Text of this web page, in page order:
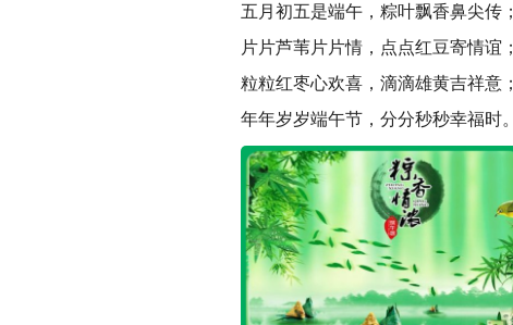
五月初五是端午，粽叶飘香鼻尖传；
片片芦苇片片情，点点红豆寄情谊；
粒粒红枣心欢喜，滴滴雄黄吉祥意；
年年岁岁端午节，分分秒秒幸福时。